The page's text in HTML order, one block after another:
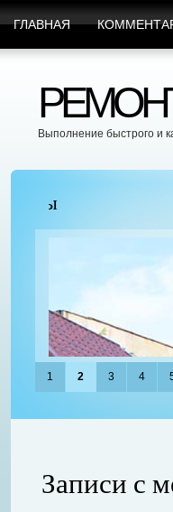
ГЛАВНАЯ
Выполнение быстрого и
Марафет
1 2 3 4
Записи с